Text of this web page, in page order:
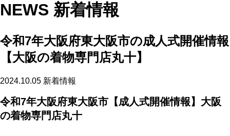
NEWS 新着情報
令和7年大阪府東大阪市の成人式開催情報
【大阪の着物専門店丸十】
2024.10.05 新着情報
令和7年大阪府東大阪市【成人式開催情報】大阪
の着物専門店丸十